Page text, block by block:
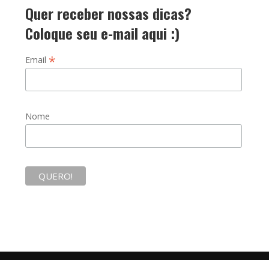
Quer receber nossas dicas?
Coloque seu e-mail aqui :)
Email *
Nome